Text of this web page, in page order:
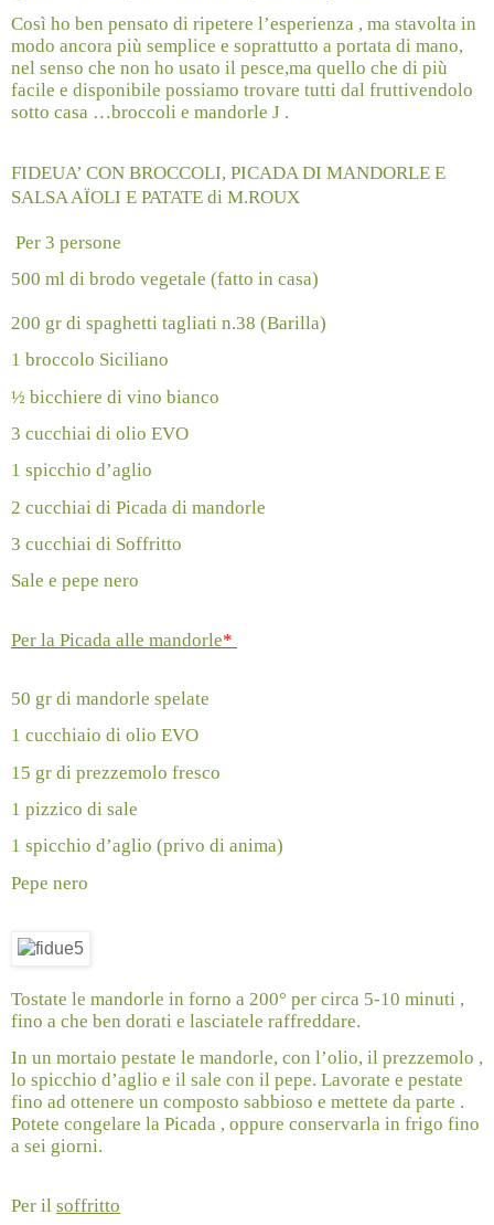
Così ho ben pensato di ripetere l’esperienza , ma stavolta in
modo ancora più semplice e soprattutto a portata di mano,
nel senso che non ho usato il pesce,ma quello che di più
facile e disponibile possiamo trovare tutti dal fruttivendolo
sotto casa …broccoli e mandorle J .
FIDEUA’ CON BROCCOLI, PICADA DI MANDORLE E
SALSA AÏOLI E PATATE di M.ROUX
Per 3 persone
500 ml di brodo vegetale (fatto in casa)
200 gr di spaghetti tagliati n.38 (Barilla)
1 broccolo Siciliano
½ bicchiere di vino bianco
3 cucchiai di olio EVO
1 spicchio d’aglio
2 cucchiai di Picada di mandorle
3 cucchiai di Soffritto
Sale e pepe nero
Per la Picada alle mandorle*
50 gr di mandorle spelate
1 cucchiaio di olio EVO
15 gr di prezzemolo fresco
1 pizzico di sale
1 spicchio d’aglio (privo di anima)
Pepe nero
Tostate le mandorle in forno a 200° per circa 5-10 minuti ,
fino a che ben dorati e lasciatele raffreddare.
In un mortaio pestate le mandorle, con l’olio, il prezzemolo ,
lo spicchio d’aglio e il sale con il pepe. Lavorate e pestate
fino ad ottenere un composto sabbioso e mettete da parte .
Potete congelare la Picada , oppure conservarla in frigo fino
a sei giorni.
Per il soffritto